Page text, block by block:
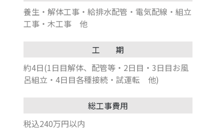
養生・解体工事・給排水配管・電気配線・組立
工事・木工事 他
工 期
約4日(1日目解体、配管等・2日目・3日目お風
呂組立・4日目各種接続・試運転 他)
総工事費用
税込240万円以内